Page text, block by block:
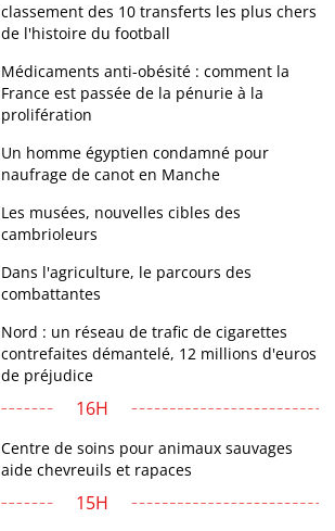
classement des 10 transferts les plus chers
de l'histoire du football
Médicaments anti-obésité : comment la
France est passée de la pénurie à la
prolifération
Un homme égyptien condamné pour
naufrage de canot en Manche
Les musées, nouvelles cibles des
cambrioleurs
Dans l'agriculture, le parcours des
combattantes
Nord : un réseau de trafic de cigarettes
contrefaites démantelé, 12 millions d'euros
de préjudice
16H
Centre de soins pour animaux sauvages
aide chevreuils et rapaces
15H